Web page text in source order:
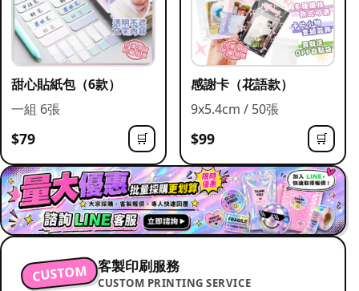
甜心貼紙包（6款）
一組 6張
$79 🛒
感謝卡（花語款）
9x5.4cm / 50張
$99 🛒
CUSTOM 客製印刷服務
CUSTOM PRINTING SERVICE